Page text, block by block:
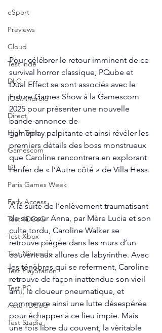
eSport
Previews
Cloud
Test indé
DLC
IOS/Android
Direct
High Tech
Gamescom
E3
Paris Games Week
Early Access
Test 1DCoG
Test Xbox
Test Nintendo
Test PlayStation
Test PC
Actu 1DCoG
Test Stadia
Pour célébrer le retour imminent de ce
survival horror classique, PQube et
Dual Effect se sont associés avec le
Future Games Show à la Gamescom
2025 pour présenter une nouvelle
bande-annonce de
gameplay palpitante et ainsi révéler les
premiers détails des boss monstrueux
que Caroline rencontrera en explorant
l’enfer de « l’Autre côté » de Villa Hess.
À la suite de l’enlèvement traumatisant
de sa sœur Anna, par Mère Lucia et son
culte tordu, Caroline Walker se
retrouve piégée dans les murs d’un
couvent aux allures de labyrinthe. Avec
les ténèbres qui se referment, Caroline
retrouve de façon inattendue son vieil
ami, le cloueur pneumatique, et
commence ainsi une lutte désespérée
pour échapper à ce lieu impie. Mais
une fois libre du couvent, la véritable